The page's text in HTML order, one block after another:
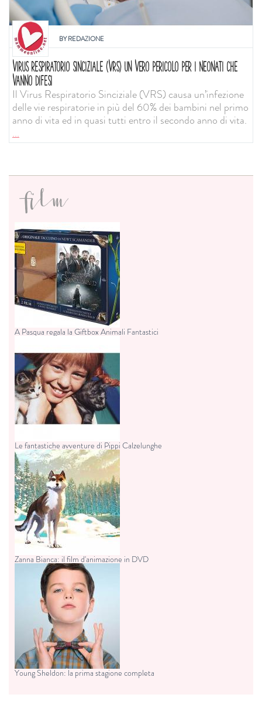
BYREDAZIONE
VIRUS RESPIRATORIO SINCIZIALE (VRS) UN VERO PERICOLO PER I NEONATI CHE
VANNO DIFESI
Il Virus Respiratorio Sinciziale (VRS) causa un’infezione
delle vie respiratorie in più del 60% dei bambini nel primo
anno di vita ed in quasi tutti entro il secondo anno di vita.
...
film
A Pasqua regala la Giftbox Animali Fantastici
Le fantastiche avventure di Pippi Calzelunghe
Zanna Bianca: il film d'animazione in DVD
Young Sheldon: la prima stagione completa